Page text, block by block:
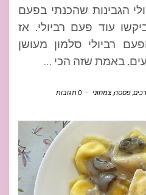
הגבינות שהכנתי בפעם
עוד פעם רביולי. אז
רביולי סלמון מעושן
באמת שזה הכי …
פסטה צמחוני - 0 תגובות